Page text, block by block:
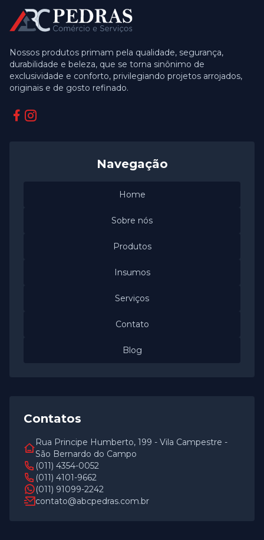
Nossos produtos primam pela qualidade, segurança,
durabilidade e beleza, que se torna sinônimo de
exclusividade e conforto, privilegiando projetos arrojados,
originais e de gosto refinado.
Facebook
Navegação
Home
Sobre nós
Produtos
Insumos
Serviços
Contato
Blog
Contatos
Rua Principe Humberto, 199 - Vila Campestre -
São Bernardo do Campo
(011) 4354-0052
(011) 4101-9662
(011) 91099-2242
contato@abcpedras.com.br